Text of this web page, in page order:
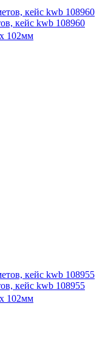
кейс kwb 108960
102мм
кейс kwb 108955
102мм